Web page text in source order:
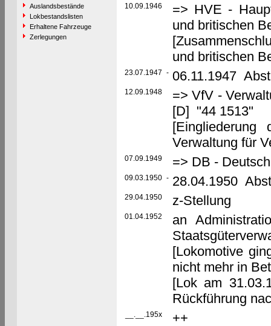
Auslandsbestände
Lokbestandslisten
Erhaltene Fahrzeuge
Zerlegungen
10.09.1946
=> HVE -
und britischen
und britischen
23.07.1947 - 06.11.1947
12.09.1948
=> VfV -
[D] "44 1513"
Verwaltung für
07.09.1949 => DB -
09.03.1950 - 28.04.1950
29.04.1950 z-Stellung
01.04.1952
an
[Lokomotive
nicht mehr in
[Lok am
Rückführung
__.__.195x ++